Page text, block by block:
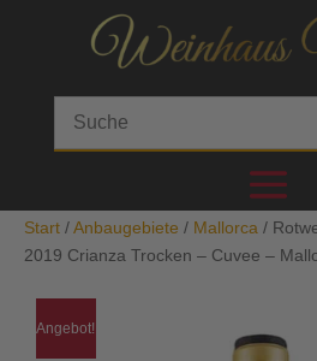
Start/Anbaugebiete / Mallorca /
2019 Crianza Trocken – Cuvee –
Angebot!